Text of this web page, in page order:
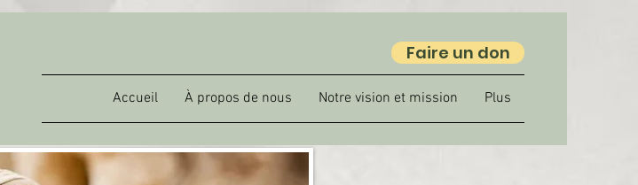
Faire un don
Accueil À propos de nous Notre vision et mission Plus